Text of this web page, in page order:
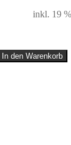
inkl. 19
In den Warenkorb